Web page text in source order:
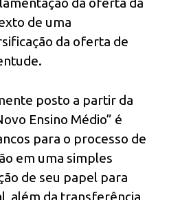
de uma
da oferta de
posto a partir da
Ensino Médio” é
para o processo de
em uma simples
de seu papel para
além da transferência,